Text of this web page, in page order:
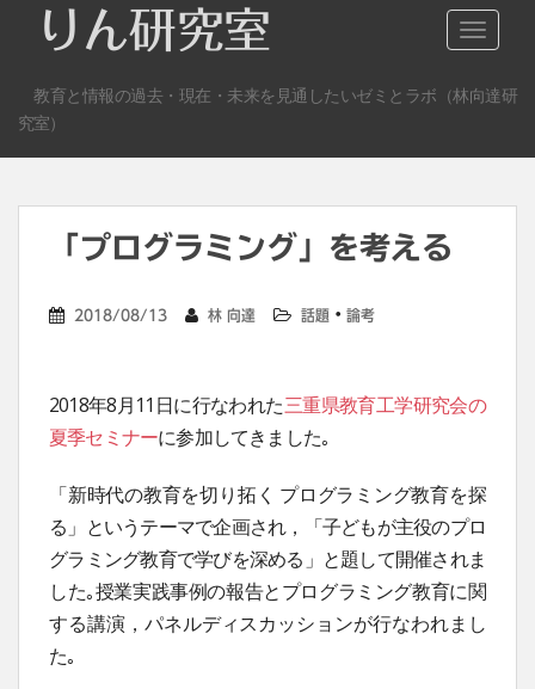
o
りん研究室
教育と情報の過去・現在・未来を見通したいゼミとラボ（林向達研
究室）
「プログラミング」を考える
2018/08/13 林 向達 話題 ・ 論考
2018年8月11日に行なわれた三重県教育工学研究会の
夏季セミナーに参加してきました｡
「新時代の教育を切り拓く プログラミング教育を探
る」というテーマで企画され，「子どもが主役のプロ
グラミング教育で学びを深める」と題して開催されま
した｡授業実践事例の報告とプログラミング教育に関
する講演，パネルディスカッションが行なわれまし
た｡